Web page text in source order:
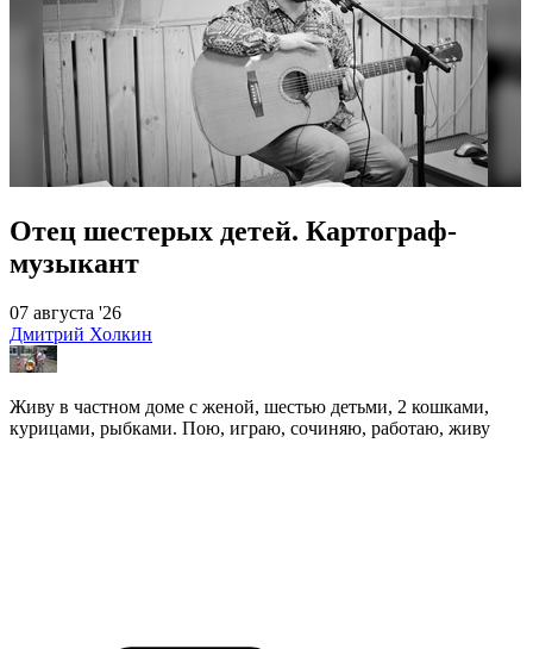
Отец шестерых детей. Картограф-
музыкант
07 августа '26
Дмитрий Холкин
Живу в частном доме с женой, шестью детьми, 2 кошками,
курицами, рыбками. Пою, играю, сочиняю, работаю, живу